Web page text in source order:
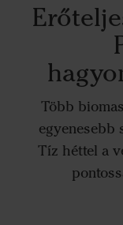
Több
egyenesebb
Tíz héttel a